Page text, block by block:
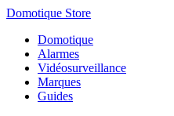
Domotique Store
Domotique
Alarmes
Vidéosurveillance
Marques
Guides